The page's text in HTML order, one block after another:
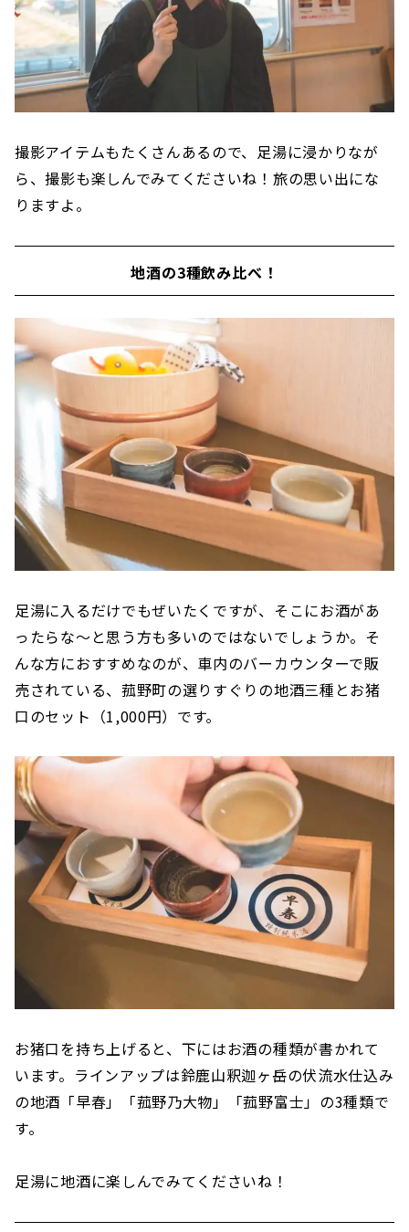
撮影アイテムもたくさんあるので、足湯に浸かりなが
ら、撮影も楽しんでみてくださいね！旅の思い出にな
りますよ。
地酒の3種飲み比べ！
足湯に入るだけでもぜいたくですが、そこにお酒があ
ったらな〜と思う方も多いのではないでしょうか。そ
んな方におすすめなのが、車内のバーカウンターで販
売されている、菰野町の選りすぐりの地酒三種とお猪
口のセット（1,000円）です。
お猪口を持ち上げると、下にはお酒の種類が書かれて
います。ラインアップは鈴鹿山釈迦ヶ岳の伏流水仕込み
の地酒「早春」「菰野乃大物」「菰野富士」の3種類で
す。
足湯に地酒に楽しんでみてくださいね！